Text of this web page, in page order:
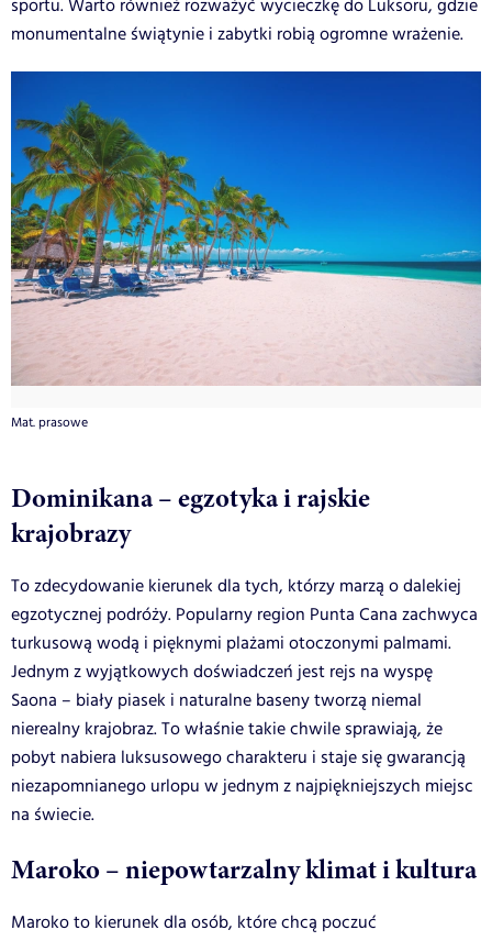
sportu. Warto również rozważyć wycieczkę do Luksoru, gdzie
monumentalne świątynie i zabytki robią ogromne wrażenie.
Mat. prasowe
Dominikana – egzotyka i rajskie
krajobrazy
To zdecydowanie kierunek dla tych, którzy marzą o dalekiej
egzotycznej podróży. Popularny region Punta Cana zachwyca
turkusową wodą i pięknymi plażami otoczonymi palmami.
Jednym z wyjątkowych doświadczeń jest rejs na wyspę
Saona – biały piasek i naturalne baseny tworzą niemal
nierealny krajobraz. To właśnie takie chwile sprawiają, że
pobyt nabiera luksusowego charakteru i staje się gwarancją
niezapomnianego urlopu w jednym z najpiękniejszych miejsc
na świecie.
Maroko – niepowtarzalny klimat i kultura
Maroko to kierunek dla osób, które chcą poczuć